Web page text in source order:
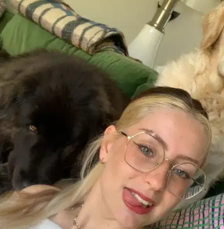
Fiorella Requejo
5,0 ·3 avis
45 €
A déjà gardé